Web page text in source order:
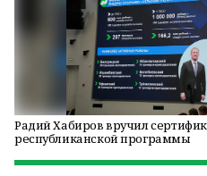
Радий Хабиров вручил
республиканской программы